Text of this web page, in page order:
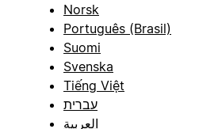
Norsk
Português (Brasil)
Suomi
Svenska
Tiếng Việt
עברית
العربية